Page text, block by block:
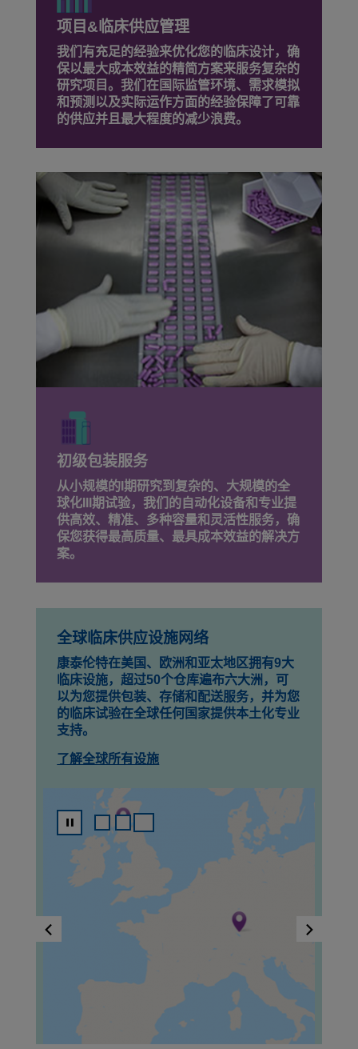
项目&临床供应管理
我们有充足的经验来优化您的临床设计，确
保以最大成本效益的精简方案来服务复杂的
研究项目。我们在国际监管环境、需求模拟
和预测以及实际运作方面的经验保障了可靠
的供应并且最大程度的减少浪费。
初级包装服务
从小规模的I期研究到复杂的、大规模的全
球化III期试验，我们的自动化设备和专业提
供高效、精准、多种容量和灵活性服务，确
保您获得最高质量、最具成本效益的解决方
案。
全球临床供应设施网络
康泰伦特在美国、欧洲和亚太地区拥有9大
临床设施，超过50个仓库遍布六大洲，可
以为您提供包装、存储和配送服务，并为您
的临床试验在全球任何国家提供本土化专业
支持。
了解全球所有设施